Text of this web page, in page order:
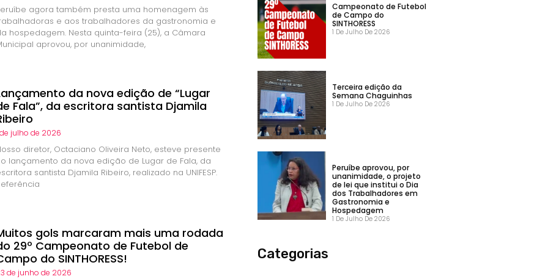
agora também presta uma homenagem às
e aos trabalhadores da gastronomia e
hospedagem. Nesta quinta-feira (25), a Câmara
aprovou, por unanimidade,
da nova edição de “Lugar
Fala”, da escritora santista Djamila
de julho de 2026
diretor, Octaciano Oliveira Neto, esteve presente
lançamento da nova edição de Lugar de Fala, da
santista Djamila Ribeiro, realizado na UNIFESP.
gols marcaram mais uma rodada
29º Campeonato de Futebol de
do SINTHORESS!
de junho de 2026
Campeonato de Futebol
de Campo do
SINTHORESS
1 De Julho De 2026
Terceira edição da
Semana Chaguinhas
1 De Julho De 2026
Peruíbe aprovou, por
unanimidade, o projeto
de lei que institui o Dia
dos Trabalhadores em
Gastronomia e
Hospedagem
1 De Julho De 2026
Categorias